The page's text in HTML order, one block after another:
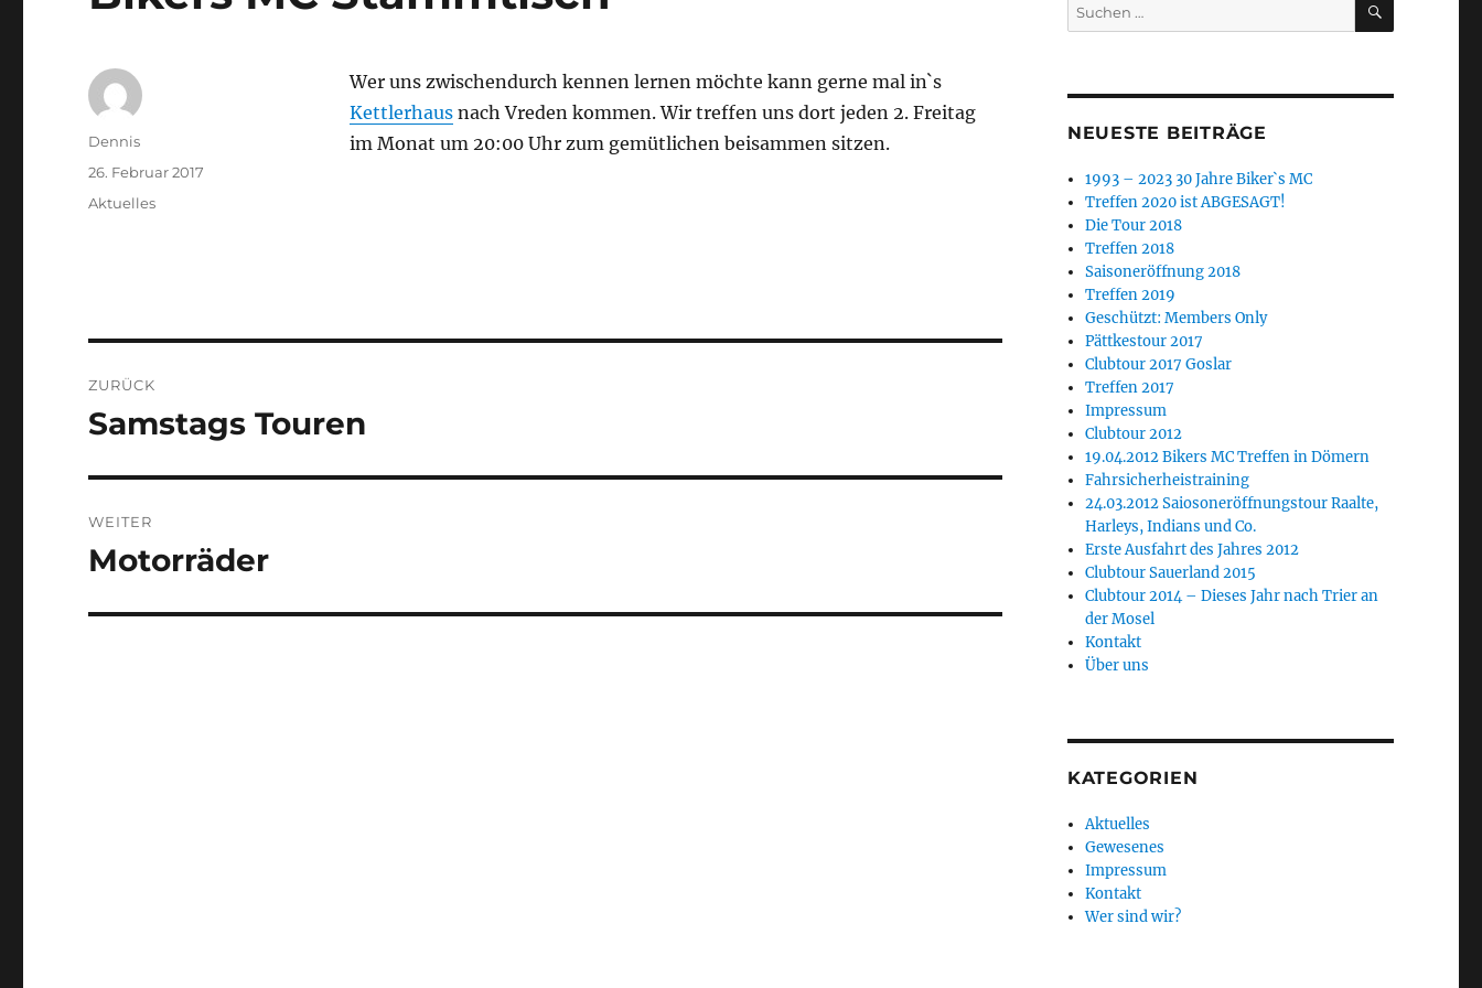
Wer uns zwischendurch kennen lernen möchte kann gerne mal in`s
Kettlerhausnach Vreden kommen. Wir treffen uns dort jeden 2. Freitag
im Monat um 20:00 Uhr zum gemütlichen beisammen sitzen.
Autor
Dennis
Veröffentlicht
am
26. Februar 2017
Kategorien
Aktuelles
ZURÜCK
Vorheriger
Samstags Touren
WEITER
Nächster
Motorräder
Suchen
nach:
NEUESTE BEITRÄGE
1993 – 2023 30 Jahre Biker`s MC
Treffen 2020 ist ABGESAGT!
Die Tour 2018
Treffen 2018
Saisoneröffnung 2018
Treffen 2019
Geschützt: Members Only
Pättkestour 2017
Clubtour 2017 Goslar
Treffen 2017
Impressum
Clubtour 2012
19.04.2012 Bikers MC Treffen in Dömern
Fahrsicherheistraining
24.03.2012 Saiosoneröffnungstour Raalte,
Harleys, Indians und Co.
Erste Ausfahrt des Jahres 2012
Clubtour Sauerland 2015
Clubtour 2014 – Dieses Jahr nach Trier an
der Mosel
Kontakt
Über uns
KATEGORIEN
Aktuelles
Gewesenes
Impressum
Kontakt
Wer sind wir?